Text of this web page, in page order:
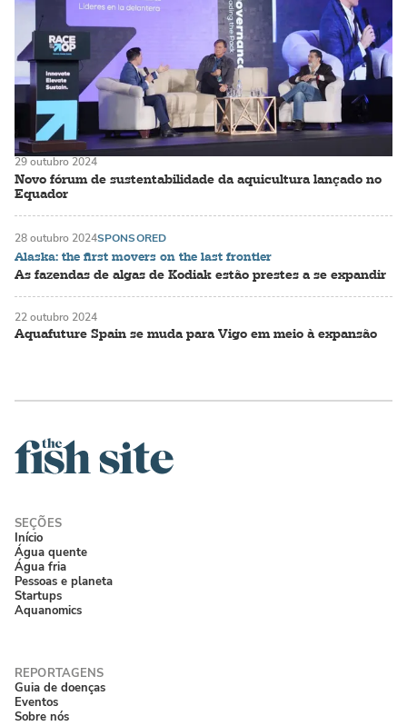
Novo fórum de sustentabilidade da aquicultura lançado no
Equador
29 outubro 2024
Alaska: the first movers on the last frontier
As fazendas de algas de Kodiak estão prestes a se expandir
28 outubro 2024SPONSORED
Aquafuture Spain se muda para Vigo em meio à expansão
22 outubro 2024
Início
Água quente
Água fria
Pessoas e planeta
Startups
Aquanomics
Guia de doenças
Eventos
Sobre nós